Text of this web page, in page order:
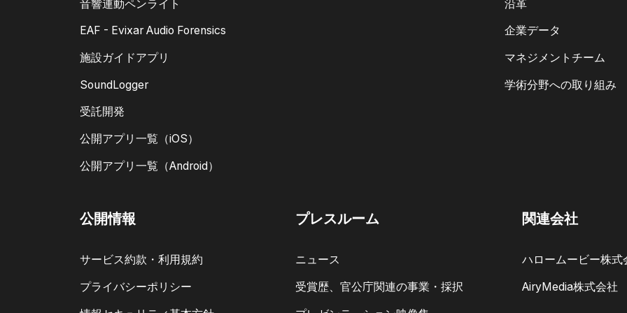
音響連動ペンライト
EAF - Evixar Audio Forensics
施設ガイドアプリ
SoundLogger
受託開発
公開アプリ一覧（iOS）
公開アプリ一覧（Android）
沿革
企業データ
マネジメントチーム
学術分野への取り組み
公開情報
サービス約款・利用規約
プライバシーポリシー
プレスルーム
ニュース
受賞歴、官公庁関連の事業・採択
関連会社
ハロームービー株式
AiryMedia株式会社